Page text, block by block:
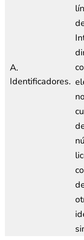
A.
Identificadores.